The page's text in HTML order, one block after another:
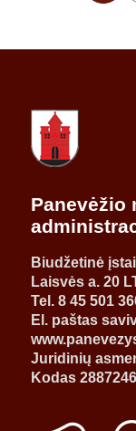
Panevėžio
Biudžetinė
Laisvės a. 20
Tel. 8 45 501
El. paštas
Juridinių
Kodas